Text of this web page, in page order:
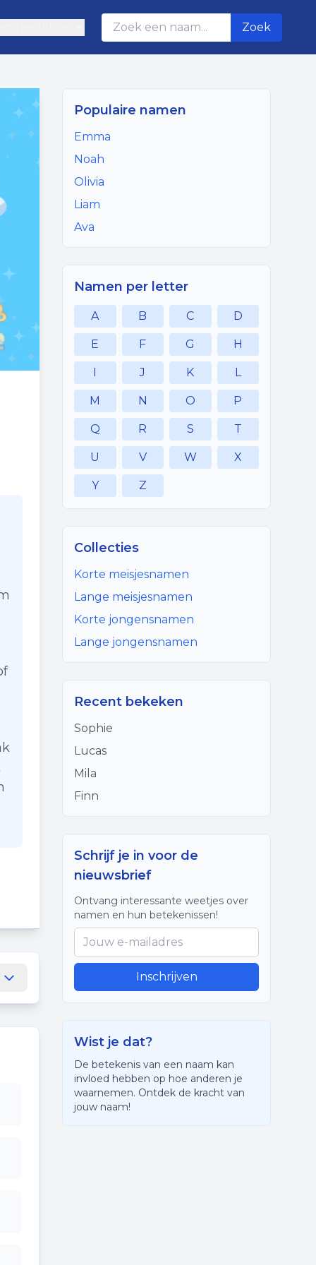
Zoek
Populaire namen
Emma
Noah
Olivia
Liam
Ava
Namen per letter
A B C D
E F G H
I J K L
M N O P
Q R S T
U V W X
Y Z
Collecties
Korte meisjesnamen
Lange meisjesnamen
Korte jongensnamen
Lange jongensnamen
Recent bekeken
Sophie
Lucas
Mila
Finn
Schrijf je in voor de
nieuwsbrief
Ontvang interessante weetjes over
namen en hun betekenissen!
Inschrijven
Wist je dat?
De betekenis van een naam kan
invloed hebben op hoe anderen je
waarnemen. Ontdek de kracht van
jouw naam!